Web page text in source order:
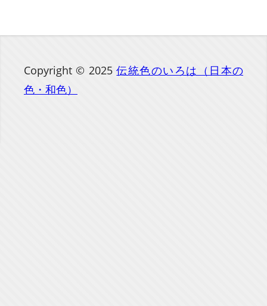
Copyright © 2025伝統色のいろは（日本の
色・和色）